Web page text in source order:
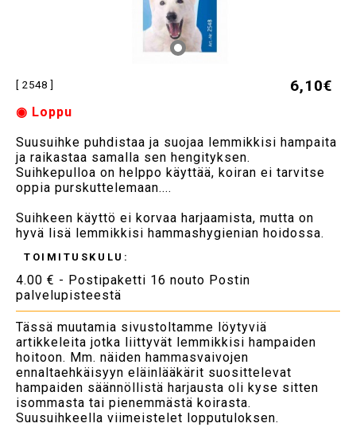
[ 2548 ] 6,10€
◉ Loppu
Suusuihke puhdistaa ja suojaa lemmikkisi hampaita
ja raikastaa samalla sen hengityksen.
Suihkepulloa on helppo käyttää, koiran ei tarvitse
oppia purskuttelemaan....
Suihkeen käyttö ei korvaa harjaamista, mutta on
hyvä lisä lemmikkisi hammashygienian hoidossa.
TOIMITUSKULU:
4.00 € - Postipaketti 16 nouto Postin
palvelupisteestä
Tässä muutamia sivustoltamme löytyviä
artikkeleita jotka liittyvät lemmikkisi hampaiden
hoitoon. Mm. näiden hammasvaivojen
ennaltaehkäisyyn eläinlääkärit suosittelevat
hampaiden säännöllistä harjausta oli kyse sitten
isommasta tai pienemmästä koirasta.
Suusuihkeella viimeistelet lopputuloksen.